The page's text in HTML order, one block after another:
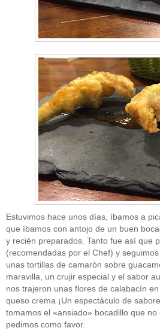
CATEGORÍAS
Sin categoría(207)
" ALT="RSS" /> SUSCRÍBETE
RSS - Entradas
ADMINISTRAR
Acceder
Estuvimos hace unos días, íbamos a
que íbamos con antojo de un buen
y recién preparados. Tanto fue así que
(recomendadas por el Chef) y
unas tortillas de camarón sobre
maravilla, un crujir especial y el sabor
nos trajeron unas flores de calabacín
queso crema ¡Un espectáculo de
tomamos el «ansiado» bocadillo que
pedimos como favor.